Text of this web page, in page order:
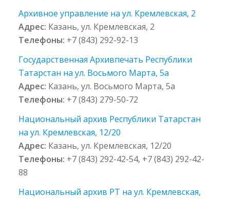
Архивное управление на ул. Кремлевская, 2
Адрес: Казань, ул. Кремлевская, 2
Телефоны: +7 (843) 292-92-13
Государственная Архивпечать Республики
Татарстан на ул. Восьмого Марта, 5а
Адрес: Казань, ул. Восьмого Марта, 5а
Телефоны: +7 (843) 279-50-72
Национальный архив Республики Татарстан
на ул. Кремлевская, 12/20
Адрес: Казань, ул. Кремлевская, 12/20
Телефоны: +7 (843) 292-42-54, +7 (843) 292-42-
88
Национальный архив РТ на ул. Кремлевская,